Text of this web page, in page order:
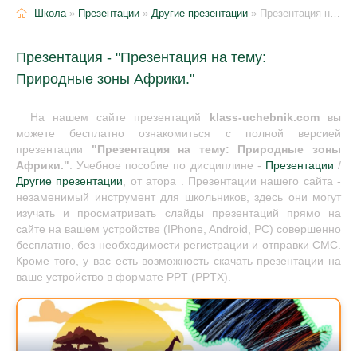
Школа» Презентации » Другие презентации » Презентация на тему: Природные зоны Африки.
Презентация - "Презентация на тему:
Природные зоны Африки."
На нашем сайте презентаций klass-uchebnik.comвы
можете бесплатно ознакомиться с полной версией
презентации "Презентация на тему: Природные зоны
Африки.". Учебное пособие по дисциплине - Презентации /
Другие презентации, от атора . Презентации нашего сайта -
незаменимый инструмент для школьников, здесь они могут
изучать и просматривать слайды презентаций прямо на
сайте на вашем устройстве (IPhone, Android, PC) совершенно
бесплатно, без необходимости регистрации и отправки СМС.
Кроме того, у вас есть возможность скачать презентации на
ваше устройство в формате PPT (PPTX).